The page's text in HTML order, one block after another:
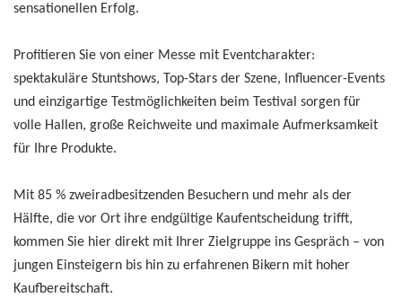
sensationellen Erfolg.
Profitieren Sie von einer Messe mit Eventcharakter:
spektakuläre Stuntshows, Top-Stars der Szene, Influencer-Events
und einzigartige Testmöglichkeiten beim Testival sorgen für
volle Hallen, große Reichweite und maximale Aufmerksamkeit
für Ihre Produkte.
Mit 85 % zweiradbesitzenden Besuchern und mehr als der
Hälfte, die vor Ort ihre endgültige Kaufentscheidung trifft,
kommen Sie hier direkt mit Ihrer Zielgruppe ins Gespräch – von
jungen Einsteigern bis hin zu erfahrenen Bikern mit hoher
Kaufbereitschaft.